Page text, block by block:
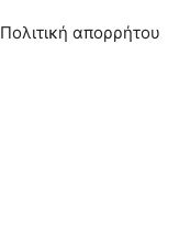
Πολιτική απορρήτου